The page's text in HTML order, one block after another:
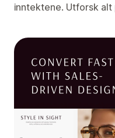
inntektene. Utforsk